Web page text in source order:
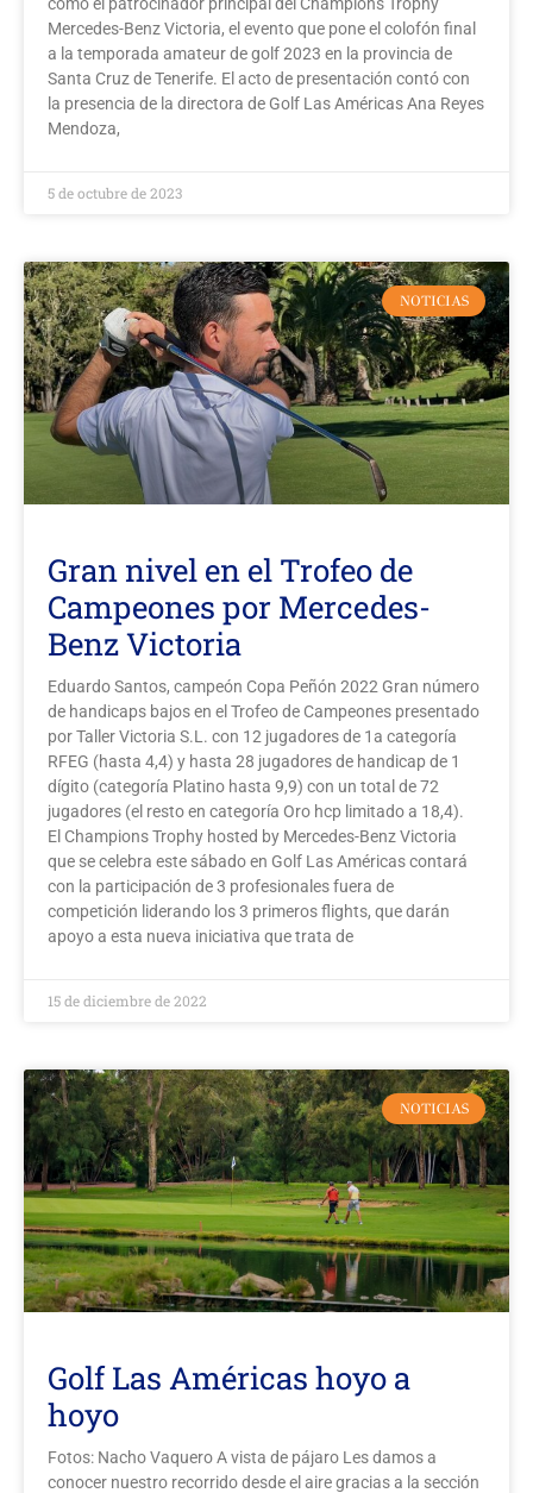
Mercedes-Benz Victoria, el evento que pone el colofón final
a la temporada amateur de golf 2023 en la provincia de
Santa Cruz de Tenerife. El acto de presentación contó con
la presencia de la directora de Golf Las Américas Ana Reyes
Mendoza,
5 de octubre de 2023
NOTICIAS
Gran nivel en el Trofeo de
Campeones por Mercedes-
Benz Victoria
Eduardo Santos, campeón Copa Peñón 2022 Gran número
de handicaps bajos en el Trofeo de Campeones presentado
por Taller Victoria S.L. con 12 jugadores de 1a categoría
RFEG (hasta 4,4) y hasta 28 jugadores de handicap de 1
dígito (categoría Platino hasta 9,9) con un total de 72
jugadores (el resto en categoría Oro hcp limitado a 18,4).
El Champions Trophy hosted by Mercedes-Benz Victoria
que se celebra este sábado en Golf Las Américas contará
con la participación de 3 profesionales fuera de
competición liderando los 3 primeros flights, que darán
apoyo a esta nueva iniciativa que trata de
15 de diciembre de 2022
NOTICIAS
Golf Las Américas hoyo a
hoyo
Fotos: Nacho Vaquero A vista de pájaro Les damos a
conocer nuestro recorrido desde el aire gracias a la sección